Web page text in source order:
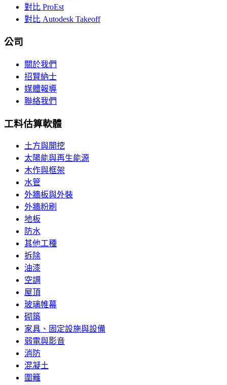
對比 ProEst
對比 Autodesk Takeoff
公司
關於我們
招賢納士
媒體報導
聯絡我們
工料估算軟體
土方與開挖
太陽能與再生能源
木作與框架
水管
外牆板與外裝
外牆粉刷
地板
防水
其他工種
拆除
油漆
空調
屋頂
玻璃帷幕
砌築
家具、固定設施與設備
弱電與影音
消防
混凝土
圍籬